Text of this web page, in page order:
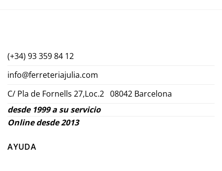
(+34) 93 359 84 12
info@ferreteriajulia.com
C/ Pla de Fornells 27,Loc.2 08042 Barcelona
desde 1999 a su servicio
Online desde 2013
AYUDA